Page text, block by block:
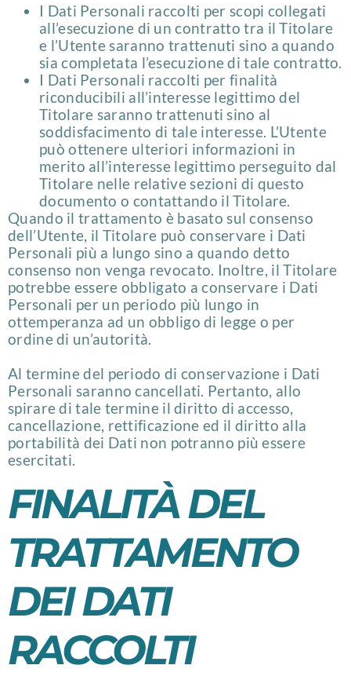
I Dati Personali raccolti per scopi collegati
all’esecuzione di un contratto tra il Titolare
e l’Utente saranno trattenuti sino a quando
sia completata l’esecuzione di tale contratto.
I Dati Personali raccolti per finalità
riconducibili all’interesse legittimo del
Titolare saranno trattenuti sino al
soddisfacimento di tale interesse. L’Utente
può ottenere ulteriori informazioni in
merito all’interesse legittimo perseguito dal
Titolare nelle relative sezioni di questo
documento o contattando il Titolare.
Quando il trattamento è basato sul consenso
dell’Utente, il Titolare può conservare i Dati
Personali più a lungo sino a quando detto
consenso non venga revocato. Inoltre, il Titolare
potrebbe essere obbligato a conservare i Dati
Personali per un periodo più lungo in
ottemperanza ad un obbligo di legge o per
ordine di un’autorità.
Al termine del periodo di conservazione i Dati
Personali saranno cancellati. Pertanto, allo
spirare di tale termine il diritto di accesso,
cancellazione, rettificazione ed il diritto alla
portabilità dei Dati non potranno più essere
esercitati.
FINALITÀ DEL
TRATTAMENTO
DEI DATI
RACCOLTI